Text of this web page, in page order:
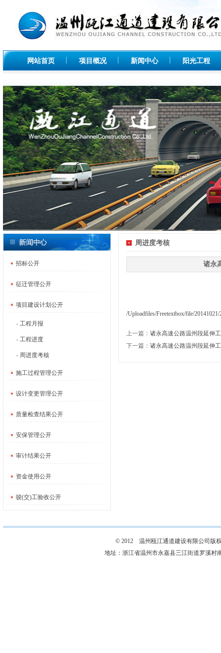
网站首页 项目概况 新闻中心 阳光工程
招标公开
征迁管理公开
项目建设计划公开
- 工程月报
- 工程进度
- 周进度考核
施工过程管理公开
设计变更管理公开
质量检查结果公开
安保管理公开
审计结果公开
资金使用公开
骏(交)工验收公开
周进度考核
诸永
/Uploadfiles/Freetextbox/file/
上一篇： 诸永高速公路温州段延伸
下一篇： 诸永高速公路温州段延伸
© 2012 温州瓯江通道建设有限公司
地址：浙江省温州市永嘉县三江街道罗溪